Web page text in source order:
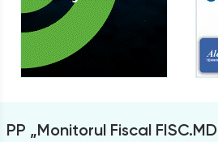
PP „Monitorul Fiscal